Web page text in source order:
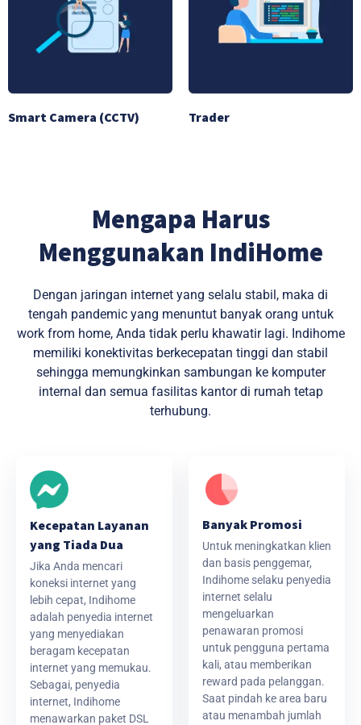
Smart Camera (CCTV) Trader
Mengapa Harus
Menggunakan IndiHome
Dengan jaringan internet yang selalu stabil, maka di
tengah pandemic yang menuntut banyak orang untuk
work from home, Anda tidak perlu khawatir lagi. Indihome
memiliki konektivitas berkecepatan tinggi dan stabil
sehingga memungkinkan sambungan ke komputer
internal dan semua fasilitas kantor di rumah tetap
terhubung.
Kecepatan Layanan
yang Tiada Dua
Jika Anda mencari
koneksi internet yang
lebih cepat, Indihome
adalah penyedia internet
yang menyediakan
beragam kecepatan
internet yang memukau.
Sebagai, penyedia
internet, Indihome
menawarkan paket DSL
Banyak Promosi
Untuk meningkatkan klien
dan basis penggemar,
Indihome selaku penyedia
internet selalu
mengeluarkan
penawaran promosi
untuk pengguna pertama
kali, atau memberikan
reward pada pelanggan.
Saat pindah ke area baru
atau menambah jumlah